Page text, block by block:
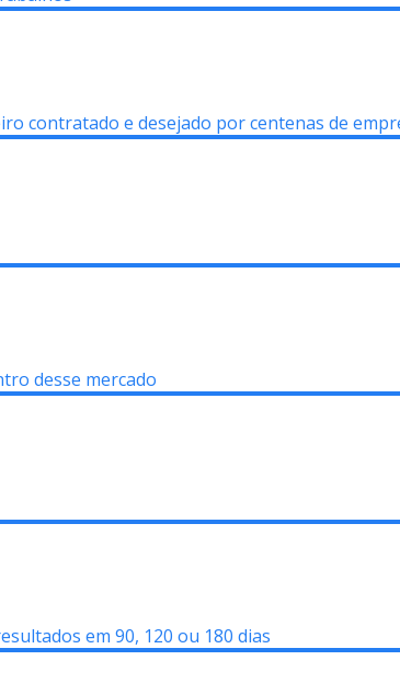
contratado e desejado por centenas de
desse mercado
em 90, 120 ou 180 dias